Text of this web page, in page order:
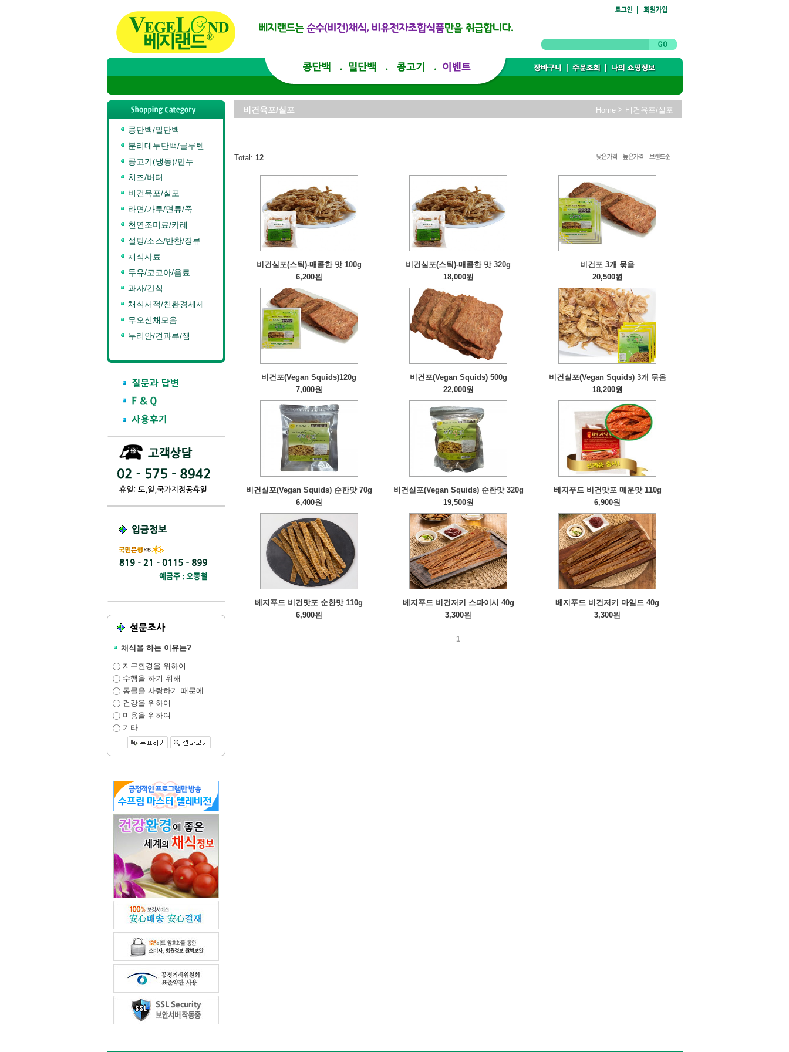
콩단백/밀단백
분리대두단백/글루텐
콩고기(냉동)/만두
치즈/버터
비건육포/실포
라면/가루/면류/죽
천연조미료/카레
설탕/소스/반찬/장류
채식사료
두유/코코아/음료
과자/간식
채식서적/친환경세제
무오신채모음
두리안/견과류/잼
채식을 하는 이유는?
지구환경을 위하여
수행을 하기 위해
동물을 사랑하기 때문에
건강을 위하여
미용을 위하여
기타
비건육포/실포 Home> 비건육포/실포
Total: 12
비건실포(스틱)-매콤한 맛 100g
6,200원
비건실포(스틱)-매콤한 맛 320g
18,000원
비건포 3개 묶음
20,500원
비건포(Vegan Squids)120g
7,000원
비건포(Vegan Squids) 500g
22,000원
비건실포(Vegan Squids) 3개 묶음
18,200원
비건실포(Vegan Squids) 순한맛 70g
6,400원
비건실포(Vegan Squids) 순한맛 320g
19,500원
베지푸드 비건맛포 매운맛 110g
6,900원
베지푸드 비건맛포 순한맛 110g
6,900원
베지푸드 비건저키 스파이시 40g
3,300원
베지푸드 비건저키 마일드 40g
3,300원
1